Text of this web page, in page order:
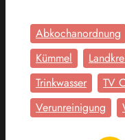
Abkochanordnung
Kümmel
Trinkwasser
TV
Verunreinigung